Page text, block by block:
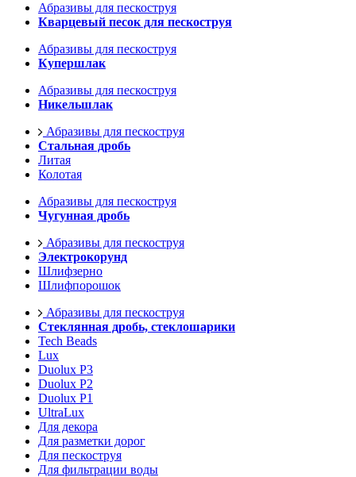
Абразивы для пескоструя
Кварцевый песок для пескоструя
Абразивы для пескоструя
Купершлак
Абразивы для пескоструя
Никельшлак
Абразивы для пескоструя
Стальная дробь
Литая
Колотая
Абразивы для пескоструя
Чугунная дробь
Абразивы для пескоструя
Электрокорунд
Шлифзерно
Шлифпорошок
Абразивы для пескоструя
Стеклянная дробь, стеклошарики
Tech Beads
Lux
Duolux P3
Duolux P2
Duolux P1
UltraLux
Для декора
Для разметки дорог
Для пескоструя
Для фильтрации воды